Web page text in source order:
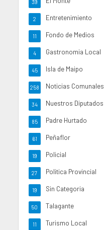
39
Entretenimiento
2
Fondo de Medios
11
Gastronomia Local
4
Isla de Maipo
45
Noticias Comunales
258
Nuestros Diputados
34
Padre Hurtado
85
Peñaflor
61
Policial
19
Politica Provincial
27
Sin Categoria
19
Talagante
50
Turismo Local
11